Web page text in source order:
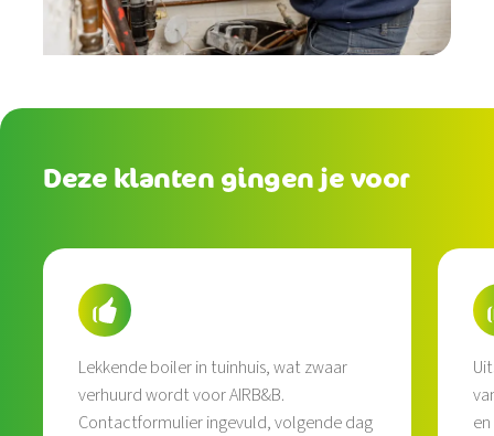
Deze klanten gingen je voor
Lekkende boiler in tuinhuis, wat zwaar
verhuurd wordt voor AIRB&B.
Contactformulier ingevuld, volgende dag